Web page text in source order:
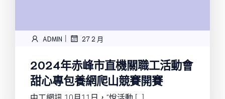
ADMIN | 27 2 月
2024年赤峰市直機關職工活動會
甜心專包養網爬山競賽開賽